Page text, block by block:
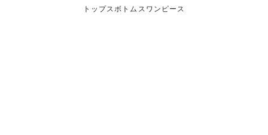
トップスボトムス ワンピース